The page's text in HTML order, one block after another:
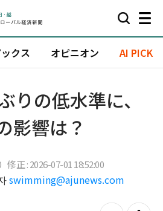
クス オピニオン AI PICK
りの低水準に、
影響は？
修正 : 2026-07-01 18:52:00
swimming@ajunews.com